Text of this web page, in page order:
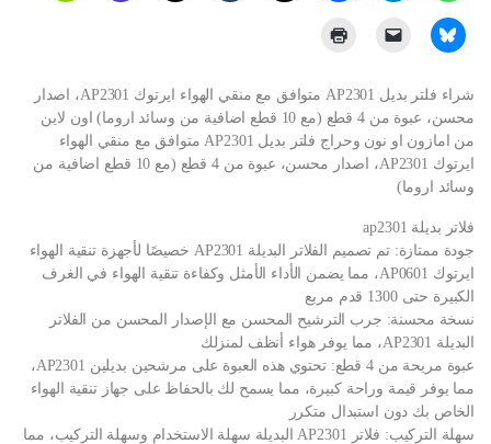
شراء فلتر بديل AP2301 متوافق مع منقي الهواء ايرتوك AP2301، اصدار
محسن، عبوة من 4 قطع (مع 10 قطع اضافية من وسائد اروما) اون لاين
من امازون او نون وحراج فلتر بديل AP2301 متوافق مع منقي الهواء
ايرتوك AP2301، اصدار محسن، عبوة من 4 قطع (مع 10 قطع اضافية من
وسائد اروما)
فلاتر بديلة ap2301
جودة ممتازة: تم تصميم الفلاتر البديلة AP2301 خصيصًا لأجهزة تنقية الهواء
ايرتوك AP0601، مما يضمن الأداء الأمثل وكفاءة تنقية الهواء في الغرف
الكبيرة حتى 1300 قدم مربع
نسخة محسنة: جرب الترشيح المحسن مع الإصدار المحسن من الفلاتر
البديلة AP2301، مما يوفر هواء أنظف لمنزلك
عبوة مريحة من 4 قطع: تحتوي هذه العبوة على مرشحين بديلين AP2301،
مما يوفر قيمة وراحة كبيرة، مما يسمح لك بالحفاظ على جهاز تنقية الهواء
الخاص بك دون استبدال متكرر
سهلة التركيب: فلاتر AP2301 البديلة سهلة الاستخدام وسهلة التركيب، مما